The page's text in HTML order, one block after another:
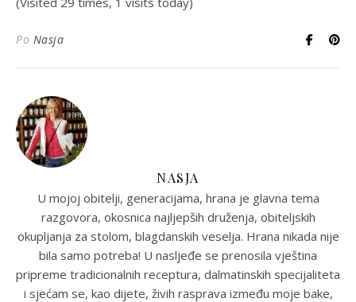
Po Nasja
NASJA
U mojoj obitelji, generacijama, hrana je glavna tema
razgovora, okosnica najljepših druženja, obiteljskih
okupljanja za stolom, blagdanskih veselja. Hrana nikada nije
bila samo potreba! U nasljeđe se prenosila vještina
pripreme tradicionalnih receptura, dalmatinskih specijaliteta
i sjećam se, kao dijete, živih rasprava između moje bake,